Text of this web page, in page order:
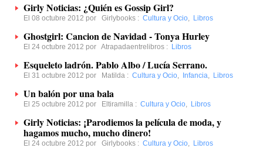
Girly Noticias: ¿Quién es Gossip Girl?
El 08 octubre 2012 por Girlybooks : Cultura y Ocio, Libros
Ghostgirl: Cancion de Navidad - Tonya Hurley
El 24 octubre 2012 por Atrapadaentrelibros : Libros
Esqueleto ladrón. Pablo Albo / Lucía Serrano.
El 31 octubre 2012 por Matilda : Cultura y Ocio, Infancia, Libros
Un balón por una bala
El 25 octubre 2012 por Eltiramilla : Cultura y Ocio, Libros
Girly Noticias: ¡Parodiemos la película de moda, y
hagamos mucho, mucho dinero!
El 24 octubre 2012 por Girlybooks : Cultura y Ocio, Libros